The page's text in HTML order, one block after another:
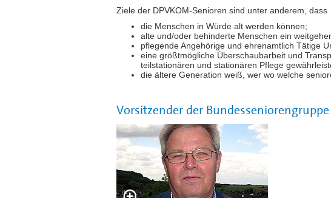
Ziele der DPVKOM-Senioren sind unter anderem, dass
die Menschen in Würde alt werden können;
alte und/oder behinderte Menschen ein
pflegende Angehörige und ehrenamtlich Tätige
eine größtmögliche Überschaubarbeit und
teilstationären und stationären Pflege
die ältere Generation weiß, wer wo welche
Vorsitzender der Bundesseniorengruppe